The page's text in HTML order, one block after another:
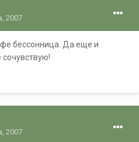
2007
бессонница. Да еще и
сочувствую!
2007